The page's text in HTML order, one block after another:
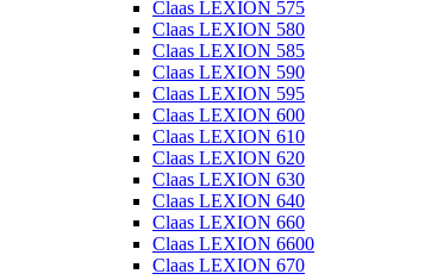
Claas LEXION 575
Claas LEXION 580
Claas LEXION 585
Claas LEXION 590
Claas LEXION 595
Claas LEXION 600
Claas LEXION 610
Claas LEXION 620
Claas LEXION 630
Claas LEXION 640
Claas LEXION 660
Claas LEXION 6600
Claas LEXION 670